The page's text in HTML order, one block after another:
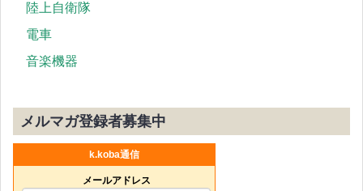
陸上自衛隊
電車
音楽機器
メルマガ登録者募集中
k.koba通信
メールアドレス